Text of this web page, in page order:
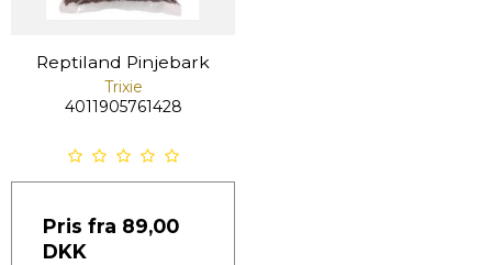
Reptiland Pinjebark
Trixie
4011905761428
Pris fra 89,00
DKK